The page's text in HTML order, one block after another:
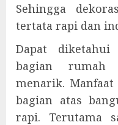
Sehingga
tertata rapi dan
Dapat
bagian rumah
menarik.
bagian atas
rapi. Terutama